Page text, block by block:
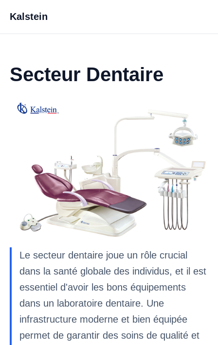
Kalstein
Secteur Dentaire
Le secteur dentaire joue un rôle crucial
dans la santé globale des individus, et il est
essentiel d'avoir les bons équipements
dans un laboratoire dentaire. Une
infrastructure moderne et bien équipée
permet de garantir des soins de qualité et